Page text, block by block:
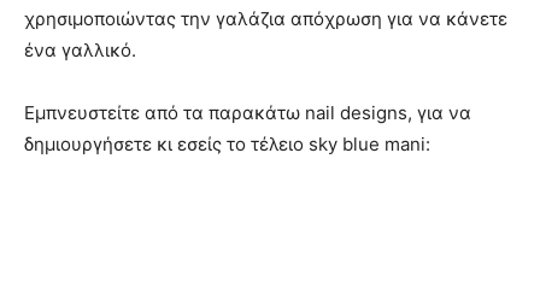
χρησιμοποιώντας την γαλάζια απόχρωση για να κάνετε
ένα γαλλικό.
Εμπνευστείτε από τα παρακάτω nail designs, για να
δημιουργήσετε κι εσείς το τέλειο sky blue mani: